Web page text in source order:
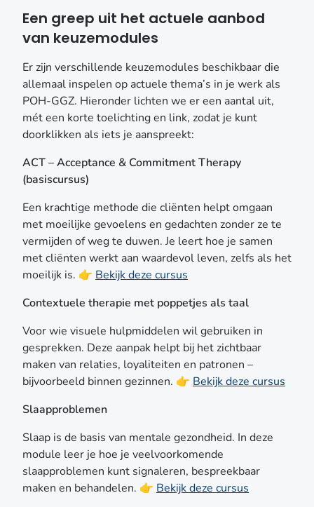
lopend te praten. In deze module leer je hoe je
therapiegesprekken kunt combineren met bewegen in
bij kind & jeugd Steeds meer jongeren worstelen met
faalangst, prestatiedruk en hoge verwachtingen. Deze
module helpt je om perfectionisme beter te
herkennen en bespreekbaar te maken. 👉 Bekijk deze
cursus Hoe kies je de juiste keuzemodule? De
opties? Een paar tips om je op weg te helpen: 1. Kijk
naar je doelgroep Werk je vooral met jongeren? Dan
liggen modules als COMET, perfectionisme of trauma
voor de hand. Werk je juist met volwassenen of
ouderen, dan is ACT of wandeltherapie misschien
interessanter. Denk goed na: wie zitten er bij mij in de
spreekkamer? 2. Denk aan je werksetting In een
verslaving, trauma of interculturele vraagstukken aan.
ouderdomsklachten vaker spelen. Kies iets dat
aansluit bij je dagelijkse praktijk. 3. Volg je
nieuwsgierigheid Je hoeft niet altijd een “probleem”
op te lossen. Misschien wil je gewoon meer weten
over een onderwerp dat je fascineert. Dat is minstens
raadgever voor professionele groei. 4. Bepaal wat je
nu mist Stel jezelf de vraag: waar voel ik me nog
onzeker in? Wat zou me helpen om met meer
vertrouwen een gesprek in te gaan? Dat is vaak een
Een greep uit het actuele aanbod
van keuzemodules
Er zijn verschillende keuzemodules beschikbaar die
allemaal inspelen op actuele thema’s in je werk als
POH-GGZ. Hieronder lichten we er een aantal uit,
mét een korte toelichting en link, zodat je kunt
doorklikken als iets je aanspreekt:
ACT – Acceptance & Commitment Therapy
(basiscursus)
Een krachtige methode die cliënten helpt omgaan
met moeilijke gevoelens en gedachten zonder ze te
vermijden of weg te duwen. Je leert hoe je samen
met cliënten werkt aan waardevol leven, zelfs als het
moeilijk is. 👉 Bekijk deze cursus
Contextuele therapie met poppetjes als taal
Voor wie visuele hulpmiddelen wil gebruiken in
gesprekken. Deze aanpak helpt bij het zichtbaar
maken van relaties, loyaliteiten en patronen –
bijvoorbeeld binnen gezinnen. 👉 Bekijk deze cursus
Slaapproblemen
Slaap is de basis van mentale gezondheid. In deze
module leer je hoe je veelvoorkomende
slaapproblemen kunt signaleren, bespreekbaar
maken en behandelen. 👉 Bekijk deze cursus